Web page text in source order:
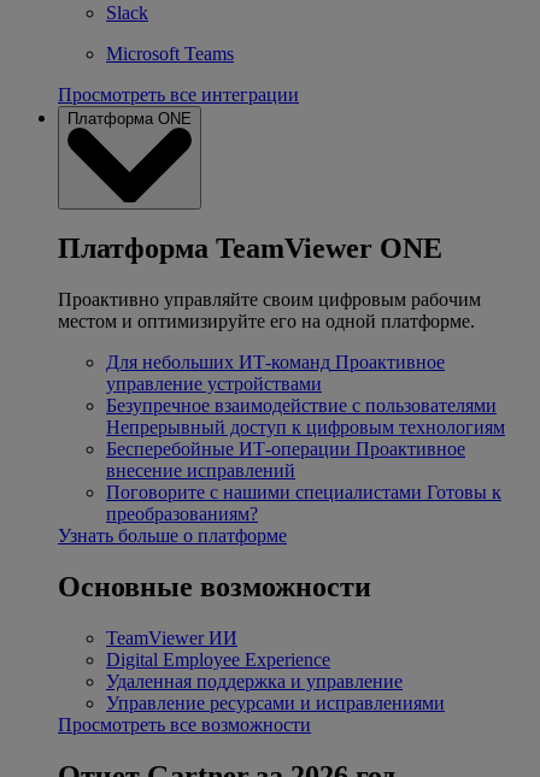
Slack
Microsoft Teams
Просмотреть все интеграции
Платформа ONE
Платформа TeamViewer ONE
Проактивно управляйте своим цифровым рабочим
местом и оптимизируйте его на одной платформе.
Для небольших ИТ-команд Проактивное
управление устройствами
Безупречное взаимодействие с пользователями
Непрерывный доступ к цифровым технологиям
Бесперебойные ИТ-операции Проактивное
внесение исправлений
Поговорите с нашими специалистами Готовы к
преобразованиям?
Узнать больше о платформе
Основные возможности
TeamViewer ИИ
Digital Employee Experience
Удаленная поддержка и управление
Управление ресурсами и исправлениями
Просмотреть все возможности